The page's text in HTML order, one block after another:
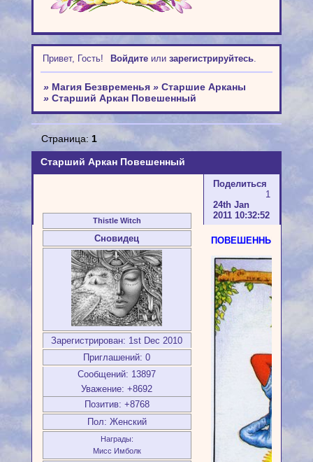
Привет, Гость! Войдитеили зарегистрируйтесь.
» Магия Безвременья » Старшие Арканы
» Старший Аркан Повешенный
Старший Аркан Повешенный
Страница: 1
Поделиться
1
24th Jan
2011 10:32:52
Thistle Witch
Сновидец
Зарегистрирован: 1st Dec 2010
Приглашений: 0
Сообщений: 13897
Уважение: +8692
Позитив: +8768
Пол: Женский
Награды:
Мисс Имболк
ПОВЕШЕННЫЙ